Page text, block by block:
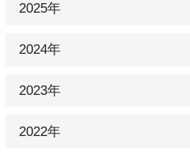
2025年
2024年
2023年
2022年